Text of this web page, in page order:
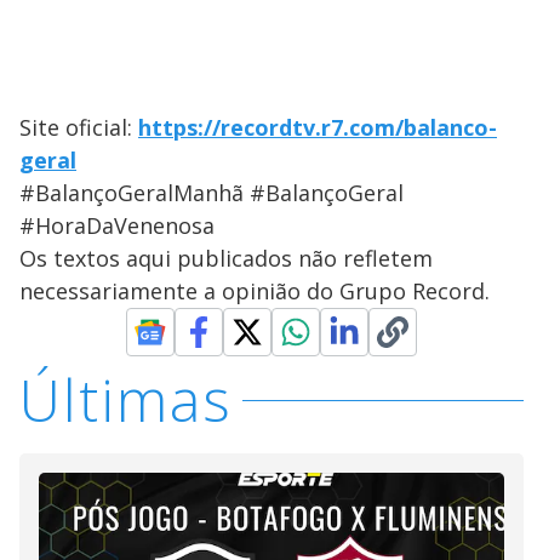
Site oficial: https://recordtv.r7.com/balanco-
geral
#BalançoGeralManhã #BalançoGeral
#HoraDaVenenosa
Os textos aqui publicados não refletem
necessariamente a opinião do Grupo Record.
Últimas